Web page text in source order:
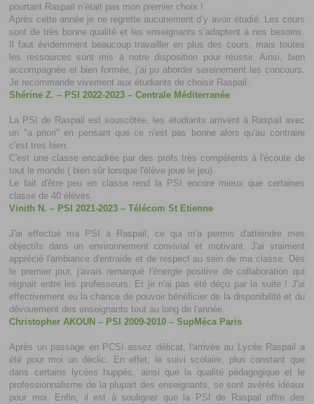
pourtant Raspail n’était pas mon premier choix !
Après cette année je ne regrette aucunement d’y avoir étudié. Les cours
sont de très bonne qualité et les enseignants s’adaptent à nos besoins.
Il faut évidemment beaucoup travailler en plus des cours, mais toutes
les ressources sont mis à notre disposition pour réussir. Ainsi, bien
accompagnée et bien formée, j’ai pu aborder sereinement les concours.
Je recommande vivement aux étudiants de choisir Raspail.
Shérine Z. – PSI 2022-2023 – Centrale Méditerranée
La PSI de Raspail est souscôtée, les étudiants arrivent à Raspail avec
un "a priori" en pensant que ce n'est pas bonne alors qu'au contraire
c'est tres bien.
C'est une classe encadrée par des profs très compétents à l'écoute de
tout le monde ( bien sûr lorsque l'élève joue le jeu).
Le fait d'être peu en classe rend la PSI encore mieux que certaines
classe de 40 élèves.
Vinith N. – PSI 2021-2023 – Télécom St Etienne
J'ai effectué ma PSI à Raspail, ce qui m'a permis d'atteindre mes
objectifs dans un environnement convivial et motivant. J'ai vraiment
apprécié l'ambiance d'entraide et de respect au sein de ma classe. Dès
le premier jour, j'avais remarqué l'énergie positive de collaboration qui
régnait entre les professeurs. Et je n'ai pas été déçu par la suite ! J'ai
effectivement eu la chance de pouvoir bénéficier de la disponibilité et du
dévouement des enseignants tout au long de l'année.
Christopher AKOUN – PSI 2009-2010 – SupMéca Paris
Après un passage en PCSI assez délicat, l'arrivée au Lycée Raspail a
été pour moi un déclic. En effet, le suivi scolaire, plus constant que
dans certains lycées huppés, ainsi que la qualité pédagogique et le
professionnalisme de la plupart des enseignants, se sont avérés idéaux
pour moi. Enfin, il est à souligner que la PSI de Raspail offre des